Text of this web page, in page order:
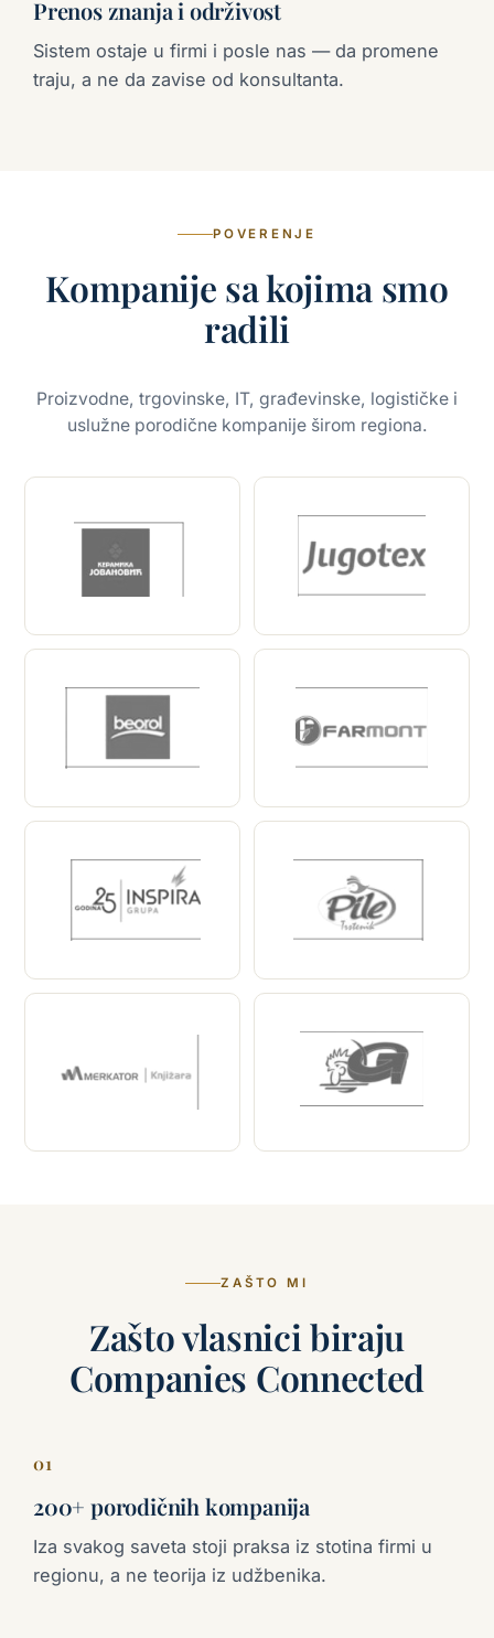
Prenos znanja i održivost
Sistem ostaje u firmi i posle nas — da promene
traju, a ne da zavise od konsultanta.
POVERENJE
Kompanije sa kojima smo
radili
Proizvodne, trgovinske, IT, građevinske, logističke i
uslužne porodične kompanije širom regiona.
ZAŠTO MI
Zašto vlasnici biraju
Companies Connected
01
200+ porodičnih kompanija
Iza svakog saveta stoji praksa iz stotina firmi u
regionu, a ne teorija iz udžbenika.